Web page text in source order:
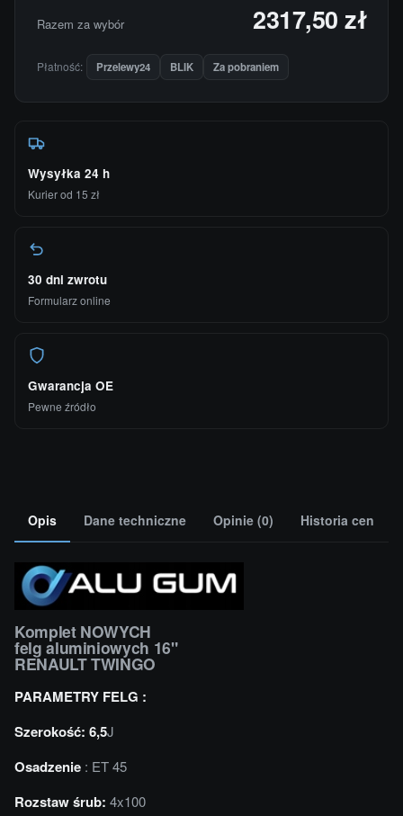
Razem za wybór 2317,50 zł
Płatność: Przelewy24 BLIK Za pobraniem
Wysyłka 24 h
Kurier od 15 zł
30 dni zwrotu
Formularz online
Gwarancja OE
Pewne źródło
Opis Dane techniczne Opinie (0) Historia cen
Komplet NOWYCH
felg aluminiowych 16"
RENAULT TWINGO
PARAMETRY FELG :
Szerokość: 6,5J
Osadzenie : ET 45
Rozstaw śrub: 4x100